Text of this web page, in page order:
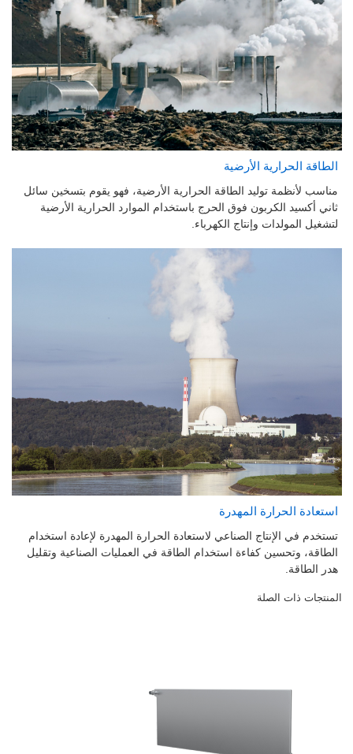
الطاقة الحرارية الأرضية
مناسب لأنظمة توليد الطاقة الحرارية الأرضية، فهو يقوم بتسخين سائل
ثاني أكسيد الكربون فوق الحرج باستخدام الموارد الحرارية الأرضية
لتشغيل المولدات وإنتاج الكهرباء.
استعادة الحرارة المهدرة
تستخدم في الإنتاج الصناعي لاستعادة الحرارة المهدرة لإعادة استخدام
الطاقة، وتحسين كفاءة استخدام الطاقة في العمليات الصناعية وتقليل
هدر الطاقة.
المنتجات ذات الصلة